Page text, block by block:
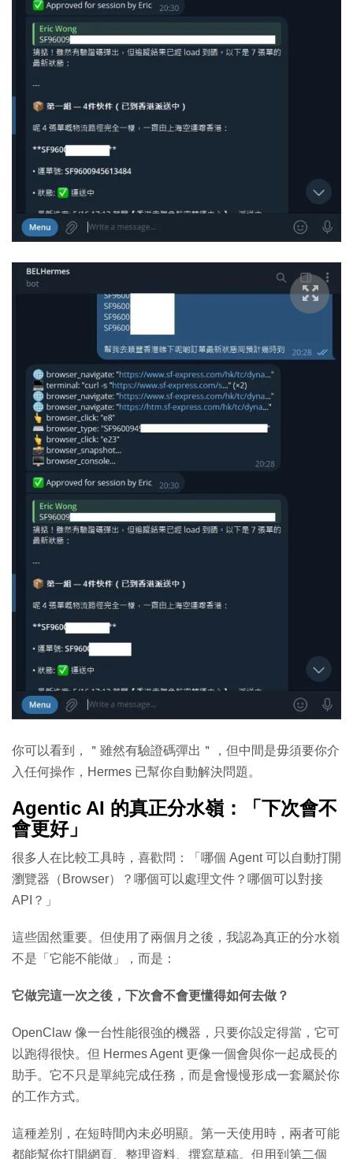
你可以看到，＂雖然有驗證碼彈出＂，但中間是毋須要你介
入任何操作，Hermes 已幫你自動解決問題。
Agentic AI 的真正分水嶺：「下次會不
會更好」
很多人在比較工具時，喜歡問：「哪個 Agent 可以自動打開
瀏覽器（Browser）？哪個可以處理文件？哪個可以對接
API？」
這些固然重要。但使用了兩個月之後，我認為真正的分水嶺
不是「它能不能做」，而是：
它做完這一次之後，下次會不會更懂得如何去做？
OpenClaw 像一台性能很強的機器，只要你設定得當，它可
以跑得很快。但 Hermes Agent 更像一個會與你一起成長的
助手。它不只是單純完成任務，而是會慢慢形成一套屬於你
的工作方式。
這種差別，在短時間內未必明顯。第一天使用時，兩者可能
都能幫你打開網頁、整理資料、撰寫草稿。但用到第二個